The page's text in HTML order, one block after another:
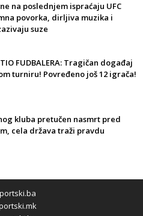
na poslednjem ispraćaju UFC
povorka, dirljiva muzika i
suze
FUDBALERA: Tragičan događaj
turniru! Povređeno još 12 igrača!
kluba pretučen nasmrt pred
cela država traži pravdu